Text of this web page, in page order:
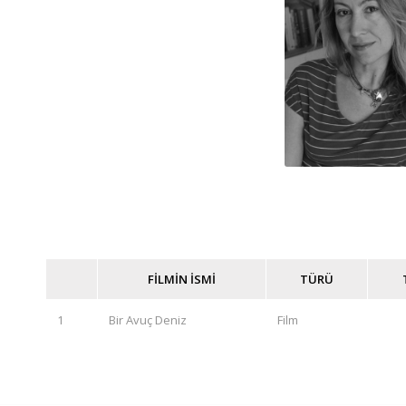
FİLMİN İSMİ TÜRÜ
1 Bir Avuç Deniz Film